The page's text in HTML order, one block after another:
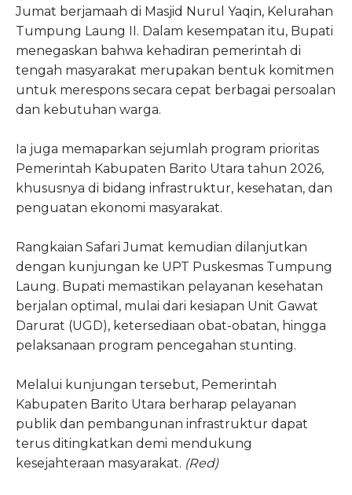
Jumat berjamaah di Masjid Nurul Yaqin, Kelurahan
Tumpung Laung II. Dalam kesempatan itu, Bupati
menegaskan bahwa kehadiran pemerintah di
tengah masyarakat merupakan bentuk komitmen
untuk merespons secara cepat berbagai persoalan
dan kebutuhan warga.
Ia juga memaparkan sejumlah program prioritas
Pemerintah Kabupaten Barito Utara tahun 2026,
khususnya di bidang infrastruktur, kesehatan, dan
penguatan ekonomi masyarakat.
Rangkaian Safari Jumat kemudian dilanjutkan
dengan kunjungan ke UPT Puskesmas Tumpung
Laung. Bupati memastikan pelayanan kesehatan
berjalan optimal, mulai dari kesiapan Unit Gawat
Darurat (UGD), ketersediaan obat-obatan, hingga
pelaksanaan program pencegahan stunting.
Melalui kunjungan tersebut, Pemerintah
Kabupaten Barito Utara berharap pelayanan
publik dan pembangunan infrastruktur dapat
terus ditingkatkan demi mendukung
kesejahteraan masyarakat. (Red)